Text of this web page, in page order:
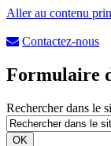
Aller au contenu
Contactez-nous
Formulaire
Rechercher dans le